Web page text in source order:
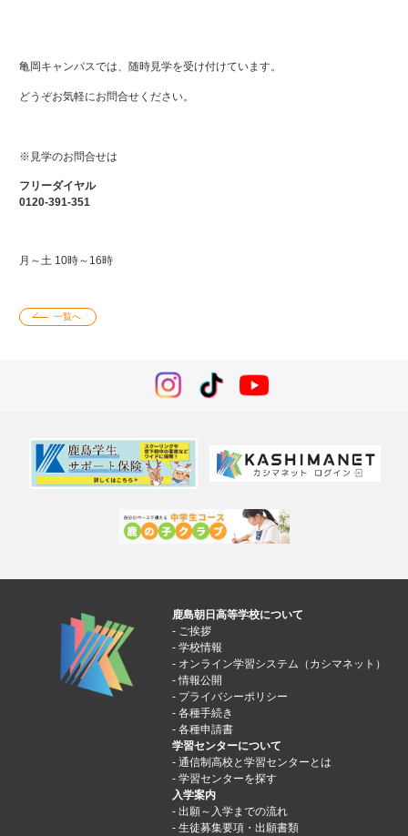
亀岡キャンパスでは、随時見学を受け付けています。
どうぞお気軽にお問合せください。
※見学のお問合せは
フリーダイヤル
0120-391-351
月～土 10時～16時
一覧へ
鹿島朝日高等学校について
ご挨拶
学校情報
オンライン学習システム（カシマネット）
情報公開
プライバシーポリシー
各種手続き
各種申請書
学習センターについて
通信制高校と学習センターとは
学習センターを探す
入学案内
出願～入学までの流れ
生徒募集要項・出願書類